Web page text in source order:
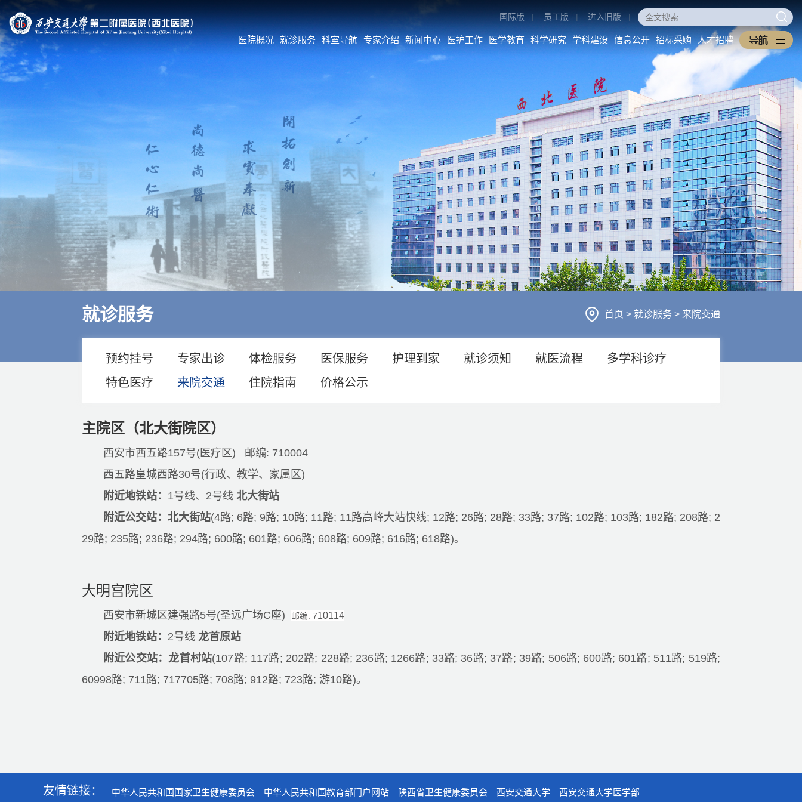
医院概况
医保服务
护理到家
就诊须知
就医流程
多学科诊疗
特色医疗
住院指南
价格公示
病院•中心
外科系统
医技•平台
病院•中心
科室动态
人文关怀
媒体二院
公告
数字院报
护理动态
医学教育
本科生教育
研究生教育
住培专培
继续教育
教学之窗
规章制度
下载专区
科学研究
科研动态
科研管理
学科建设
重点学科
医工交叉
中西医协同旗舰医院
信息公开
医院概况
医院环境
行风建设
招标采购
采购公告
中标公告
人才招聘
国际版 | 员工版 | 进入旧版 |
医院概况 就诊服务 科室导航 专家介绍 新闻中心 医护工作 医学教育 科学研究 学科建设 信息公开 招标采购 人才招聘
就诊服务 首页 > 就诊服务 > 来院交通
预约挂号 专家出诊 体检服务 医保服务 护理到家 就诊须知 就医流程
多学科诊疗
特色医疗
来院交通 住院指南 价格公示
主院区（北大街院区）
西安市西五路157号(医疗区) 邮编: 710004
西五路皇城西路30号(行政、教学、家属区)
附近地铁站： 1号线、2号线 北大街站
附近公交站： 北大街站(4路; 6路; 9路; 10路; 11路; 11路高峰大站快线; 12路; 26路; 28路; 33路; 37路; 102路; 103路; 182路; 208路; 2
29路; 235路; 236路; 294路; 600路; 601路; 606路; 608路; 609路; 616路; 618路)。
大明宫院区
西安市新城区建强路5号(圣远广场C座) 邮编: 710114
附近地铁站： 2号线 龙首原站
附近公交站：龙首村站(107路; 117路; 202路; 228路; 236路; 1266路; 33路; 36路; 37路; 39路; 506路; 600路; 601路; 511路; 519路;
60998路; 711路; 717705路; 708路; 912路; 723路; 游10路)。
友情链接： 中华人民共和国国家卫生健康委员会 中华人民共和国教育部门户网站 陕西省卫生健康委员会 西安交通大学 西安交通大学医学部